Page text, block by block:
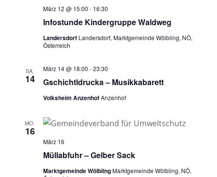
Infostunde Kindergruppe Waldweg
März 12 @ 15:00 - 16:30
Landersdorf Landersdorf, Marktgemeinde Wölbling, NÖ,
Österreich
SA.
14 Gschichtldrucka – Musikkabarett
März 14 @ 18:00 -23:30
Volksheim AnzenhofAnzenhof
MO.
16
Müllabfuhr – Gelber Sack
März 16
Marktgemeinde WölblingMarktgemeinde Wölbling, NÖ,